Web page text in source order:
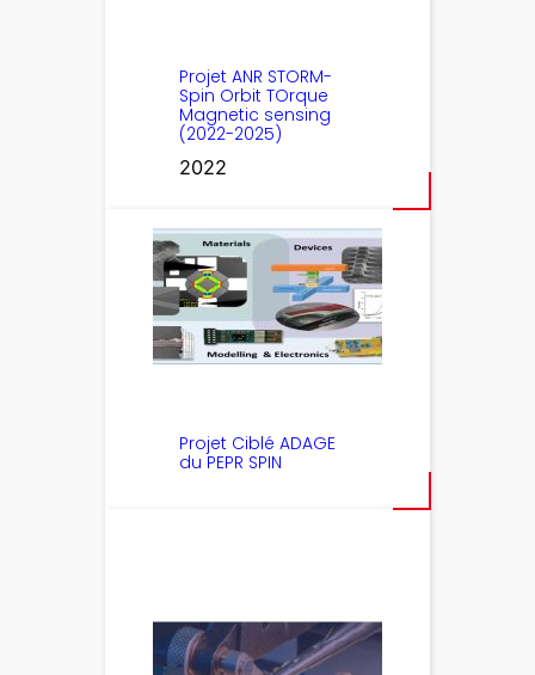
Projet ANR STORM-
Spin Orbit TOrque
Magnetic sensing
(2022-2025)
2022
Projet Ciblé ADAGE
du PEPR SPIN